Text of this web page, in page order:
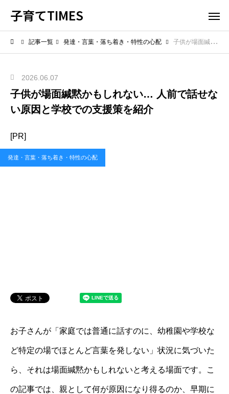
子育てTIMES
記事一覧 発達・言葉・落ち着き・特性の心配 子供が場面緘黙かもしれない… 人前で話せない原因と学校での支援策を紹介
2026.06.07
子供が場面緘黙かもしれない… 人前で話せな
い原因と学校での支援策を紹介
[PR]
発達・言葉・落ち着き・特性の心配
お子さんが「家庭では普通に話すのに、幼稚園や学校な
ど特定の場でほとんど言葉を発しない」状況に気づいた
ら、それは場面緘黙かもしれないと考える場面です。こ
の記事では、親として何が原因になり得るのか、早期に